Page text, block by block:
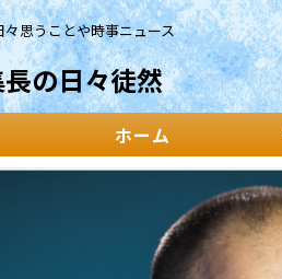
思うことや時事ニュース
の日々徒然
ホーム